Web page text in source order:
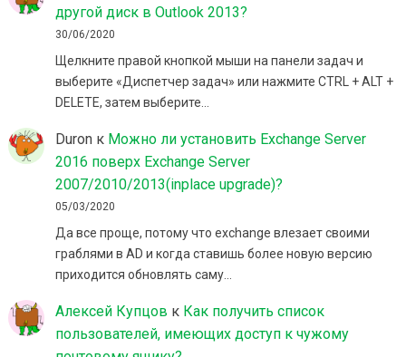
другой диск в Outlook 2013?
30/06/2020
Щелкните правой кнопкой мыши на панели задач и
выберите «Диспетчер задач» или нажмите CTRL + ALT +
DELETE, затем выберите…
Duronк Можно ли установить Exchange Server
2016 поверх Exchange Server
2007/2010/2013(inplace upgrade)?
05/03/2020
Да все проще, потому что exchange влезает своими
граблями в AD и когда ставишь более новую версию
приходится обновлять саму…
Алексей Купцов к Как получить список
пользователей, имеющих доступ к чужому